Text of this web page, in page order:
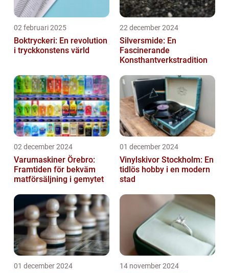
02 februari 2025
Boktryckeri: En revolution
i tryckkonstens värld
22 december 2024
Silversmide: En
Fascinerande
Konsthantverkstradition
02 december 2024
Varumaskiner Örebro:
Framtiden för bekväm
matförsäljning i gemytet
01 december 2024
Vinylskivor Stockholm: En
tidlös hobby i en modern
stad
01 december 2024 14 november 2024